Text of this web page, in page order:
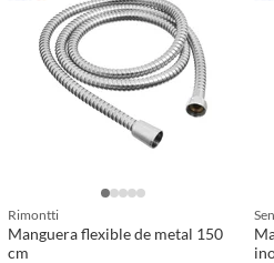
Rimontti
Manguera flexible de metal 150
cm